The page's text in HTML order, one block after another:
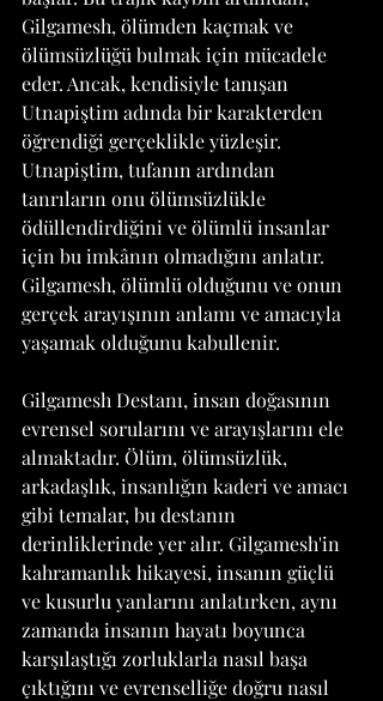
Gilgamesh, ölümden kaçmak ve
ölümsüzlüğü bulmak için mücadele
eder. Ancak, kendisiyle tanışan
Utnapiştim adında bir karakterden
öğrendiği gerçeklikle yüzleşir.
Utnapiştim, tufanın ardından
tanrıların onu ölümsüzlükle
ödüllendirdiğini ve ölümlü insanlar
için bu imkânın olmadığını anlatır.
Gilgamesh, ölümlü olduğunu ve onun
gerçek arayışının anlamı ve amacıyla
yaşamak olduğunu kabullenir.
Gilgamesh Destanı, insan doğasının
evrensel sorularını ve arayışlarını ele
almaktadır. Ölüm, ölümsüzlük,
arkadaşlık, insanlığın kaderi ve amacı
gibi temalar, bu destanın
derinliklerinde yer alır. Gilgamesh'in
kahramanlık hikayesi, insanın güçlü
ve kusurlu yanlarını anlatırken, aynı
zamanda insanın hayatı boyunca
karşılaştığı zorluklarla nasıl başa
çıktığını ve evrenselliğe doğru nasıl